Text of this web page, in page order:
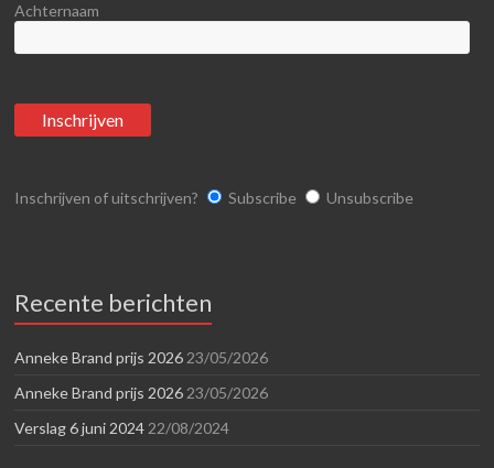
Achternaam
Inschrijven of uitschrijven? Subscribe Unsubscribe
Recente berichten
Anneke Brand prijs 2026 23/05/2026
Anneke Brand prijs 2026 23/05/2026
Verslag 6 juni 2024 22/08/2024